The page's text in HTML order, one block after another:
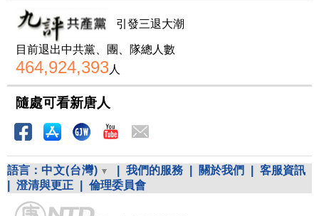
引發三退大潮
目前退出中共黨、團、隊總人數
464,924,393人
隨處可看新唐人
語言： 中文(台灣) 我們的服務 關於我們
客服資訊
澄清與更正 倫理委員會